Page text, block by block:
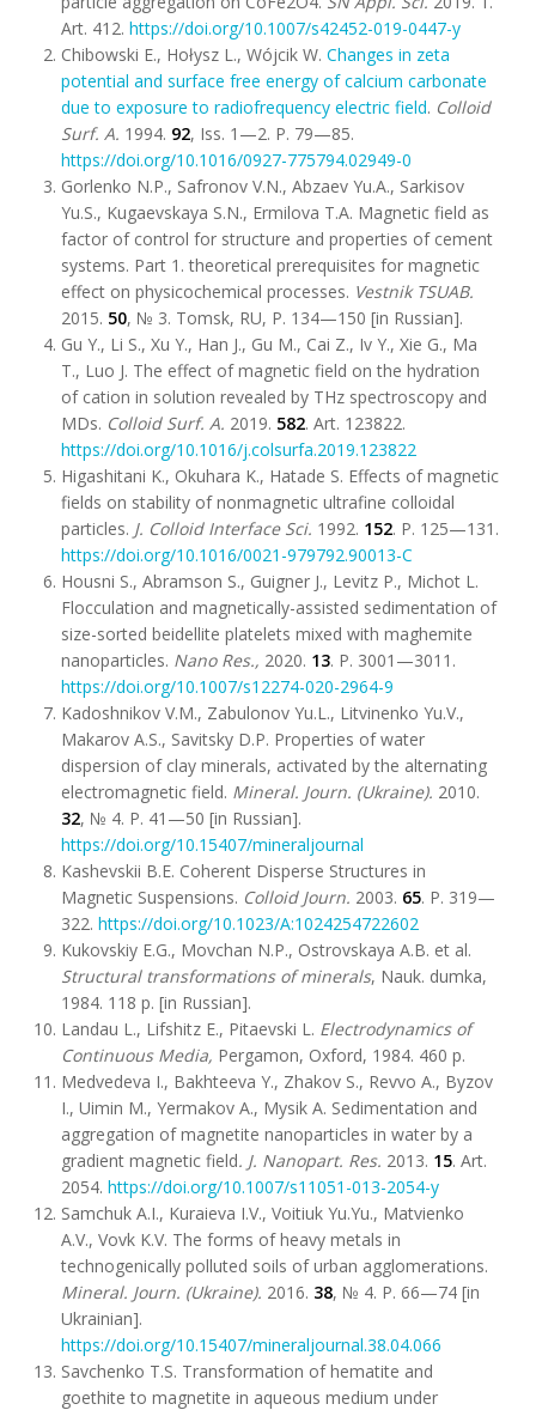
Art. 412. https://doi.org/10.1007/s42452-019-0447-y
Chibowski E., Hołysz L., Wójcik W. Changes in zeta
potential and surface free energy of calcium carbonate
due to exposure to radiofrequency electric field. Colloid
Surf. A. 1994. 92, Iss. 1—2. P. 79—85.
https://doi.org/10.1016/0927-775794.02949-0
Gorlenko N.P., Safronov V.N., Abzaev Yu.A., Sarkisov
Yu.S., Kugaevskaya S.N., Ermilova T.A. Magnetic field as
factor of control for structure and properties of cement
systems. Part 1. theoretical prerequisites for magnetic
effect on physicochemical processes. Vestnik TSUAB.
2015. 50, № 3. Tomsk, RU, P. 134—150 [in Russian].
Gu Y., Li S., Xu Y., Han J., Gu M., Cai Z., Iv Y., Xie G., Ma
T., Luo J. The effect of magnetic field on the hydration
of cation in solution revealed by THz spectroscopy and
MDs. Colloid Surf. A. 2019. 582. Art. 123822.
https://doi.org/10.1016/j.colsurfa.2019.123822
Higashitani K., Okuhara K., Hatade S. Effects of magnetic
fields on stability of nonmagnetic ultrafine colloidal
particles. J. Colloid Interface Sci. 1992. 152. P. 125—131.
https://doi.org/10.1016/0021-979792.90013-C
Housni S., Abramson S., Guigner J., Levitz P., Michot L.
Flocculation and magnetically-assisted sedimentation of
size-sorted beidellite platelets mixed with maghemite
nanoparticles. Nano Res., 2020. 13. P. 3001—3011.
https://doi.org/10.1007/s12274-020-2964-9
Kadoshnikov V.M., Zabulonov Yu.L., Litvinenko Yu.V.,
Makarov A.S., Savitsky D.P. Properties of water
dispersion of clay minerals, activated by the alternating
electromagnetic field. Mineral. Journ. (Ukraine). 2010.
32, № 4. P. 41—50 [in Russian].
https://doi.org/10.15407/mineraljournal
Kashevskii B.E. Coherent Disperse Structures in
Magnetic Suspensions. Colloid Journ. 2003. 65. P. 319—
322. https://doi.org/10.1023/A:1024254722602
Kukovskiy E.G., Movchan N.P., Ostrovskaya A.B. et al.
Structural transformations of minerals, Nauk. dumka,
1984. 118 p. [in Russian].
Landau L., Lifshitz E., Pitaevski L. Electrodynamics of
Continuous Media, Pergamon, Oxford, 1984. 460 p.
Medvedeva I., Bakhteeva Y., Zhakov S., Revvo A., Byzov
I., Uimin M., Yermakov A., Mysik A. Sedimentation and
aggregation of magnetite nanoparticles in water by a
gradient magnetic field. J. Nanopart. Res. 2013. 15. Art.
2054. https://doi.org/10.1007/s11051-013-2054-y
Samchuk A.I., Kuraieva I.V., Voitiuk Yu.Yu., Matvienko
A.V., Vovk K.V. The forms of heavy metals in
technogenically polluted soils of urban agglomerations.
Mineral. Journ. (Ukraine). 2016. 38, № 4. P. 66—74 [in
Ukrainian].
https://doi.org/10.15407/mineraljournal.38.04.066
Savchenko T.S. Transformation of hematite and
goethite to magnetite in aqueous medium under